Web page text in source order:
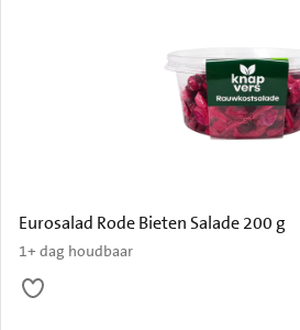
Eurosalad Rode Bieten Salade 200 g
1+ dag houdbaar